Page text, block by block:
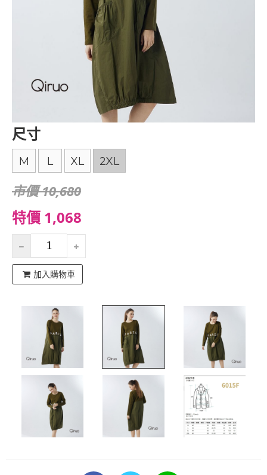
尺寸
M L XL 2XL
市價 10,680
特價 1,068
加入購物車